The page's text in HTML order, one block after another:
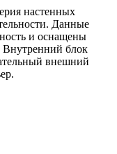
настенных
Данные
и оснащены
блок
внешний